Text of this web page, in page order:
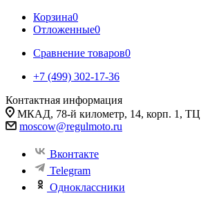
Корзина0
Отложенные0
Сравнение товаров0
+7 (499) 302-17-36
Контактная информация
МКАД, 78-й километр, 14, корп. 1,
moscow@regulmoto.ru
Вконтакте
Telegram
Одноклассники